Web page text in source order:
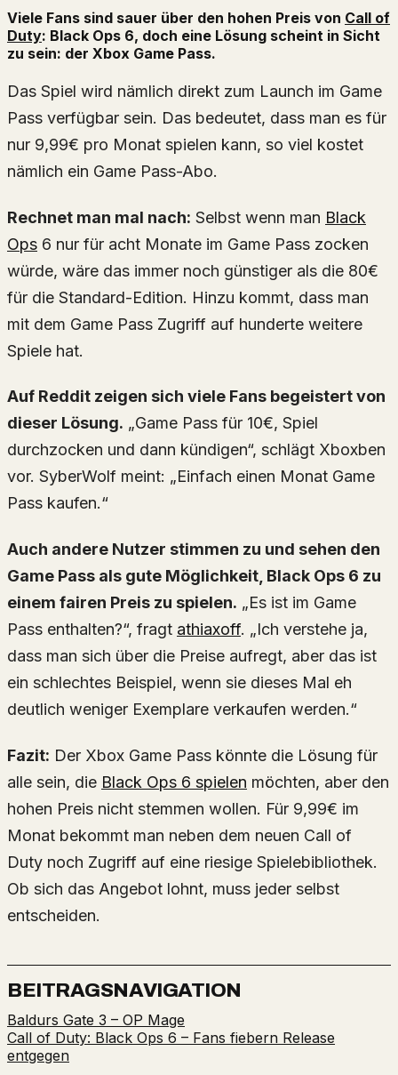
Viele Fans sind sauer über den hohen Preis von Call of
Duty: Black Ops 6, doch eine Lösung scheint in Sicht
zu sein: der Xbox Game Pass.
Das Spiel wird nämlich direkt zum Launch im Game
Pass verfügbar sein. Das bedeutet, dass man es für
nur 9,99€ pro Monat spielen kann, so viel kostet
nämlich ein Game Pass-Abo.
Rechnet man mal nach: Selbst wenn man Black
Ops 6 nur für acht Monate im Game Pass zocken
würde, wäre das immer noch günstiger als die 80€
für die Standard-Edition. Hinzu kommt, dass man
mit dem Game Pass Zugriff auf hunderte weitere
Spiele hat.
Auf Reddit zeigen sich viele Fans begeistert von
dieser Lösung. „Game Pass für 10€, Spiel
durchzocken und dann kündigen“, schlägt Xboxben
vor. SyberWolf meint: „Einfach einen Monat Game
Pass kaufen.“
Auch andere Nutzer stimmen zu und sehen den
Game Pass als gute Möglichkeit, Black Ops 6 zu
einem fairen Preis zu spielen. „Es ist im Game
Pass enthalten?“, fragt athiaxoff. „Ich verstehe ja,
dass man sich über die Preise aufregt, aber das ist
ein schlechtes Beispiel, wenn sie dieses Mal eh
deutlich weniger Exemplare verkaufen werden.“
Fazit: Der Xbox Game Pass könnte die Lösung für
alle sein, die Black Ops 6 spielen möchten, aber den
hohen Preis nicht stemmen wollen. Für 9,99€ im
Monat bekommt man neben dem neuen Call of
Duty noch Zugriff auf eine riesige Spielebibliothek.
Ob sich das Angebot lohnt, muss jeder selbst
entscheiden.
BEITRAGSNAVIGATION
Baldurs Gate 3 – OP Mage
Call of Duty: Black Ops 6 – Fans fiebern Release
entgegen